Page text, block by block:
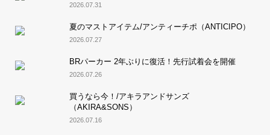
2026.07.31
夏のマストアイテム/アンティーチポ（ANTICIPO）
2026.07.27
BRパーカー 2年ぶりに復活！先行試着会を開催
2026.07.26
買うなら今！/アキラアンドサンズ
（AKIRA&SONS）
2026.07.16